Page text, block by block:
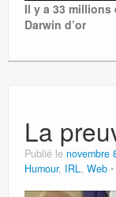
Il y a 33 millions
Darwin d’or
La
Publié le novembre
Humour, IRL, Web